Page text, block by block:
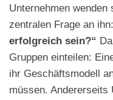
Unternehmen
zentralen Frage an ihn:
erfolgreich sein?“
Gruppen einteilen:
ihr Geschäftsmodell
müssen. Andererseits